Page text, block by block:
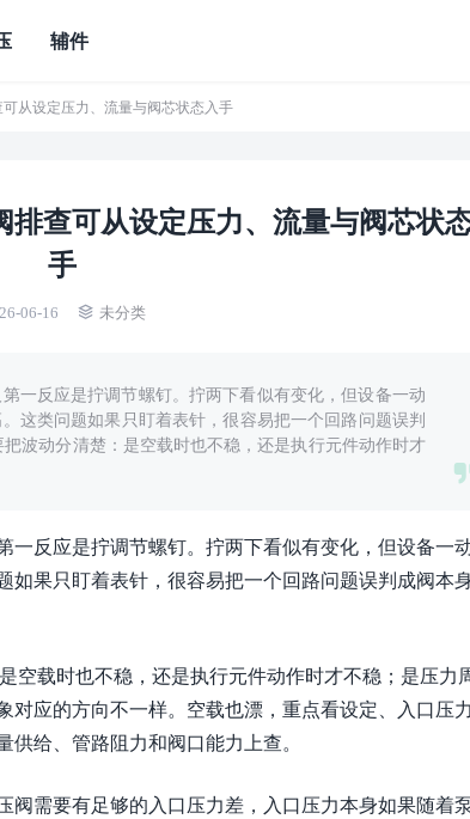
辅件
从设定压力、流量与阀芯状态入手
查可从设定压力、流量与阀芯状
手
06-16 未分类
一反应是拧调节螺钉。拧两下看似有变化，但设备一动
这类问题如果只盯着表针，很容易把一个回路问题误判
波动分清楚：是空载时也不稳，还是执行元件动作时才
反应是拧调节螺钉。拧两下看似有变化，但设备一
如果只盯着表针，很容易把一个回路问题误判成阀本
空载时也不稳，还是执行元件动作时才不稳；是压力
对应的方向不一样。空载也漂，重点看设定、入口压
给、管路阻力和阀口能力上查。
需要有足够的入口压力差，入口压力本身如果随着